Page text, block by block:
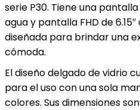
serie P30. Tiene una
agua y pantalla FHD de
diseñada para brindar una
cómoda.
El diseño delgado de vidrio
para el uso con una sola
colores. Sus dimensiones